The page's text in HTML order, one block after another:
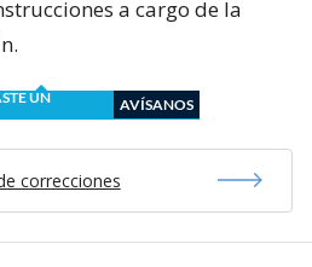
a cargo de la
UN
AVÍSANOS
correcciones